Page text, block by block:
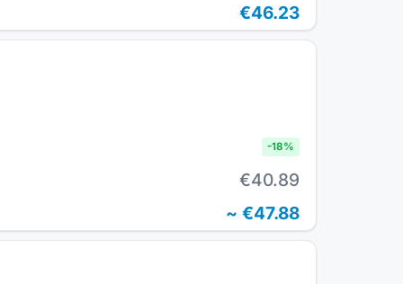
€46.23
-18%
€40.89
~€47.88